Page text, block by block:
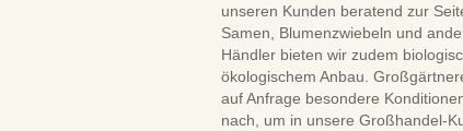
unseren Kunden beratend zur
Samen, Blumenzwiebeln und
Händler bieten wir zudem
ökologischem Anbau.
auf Anfrage besondere
nach, um in unsere Großhandel-